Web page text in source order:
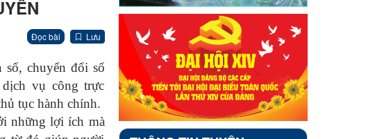
Đọc bài Lưu
chuyển đổi số
vụ công trực
tục hành chính.
những lợi ích mà